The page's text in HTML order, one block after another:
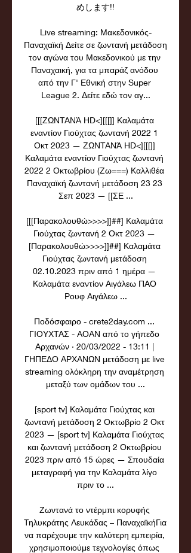
めします!!
Live streaming: Μακεδονικός-
Παναχαϊκή Δείτε σε ζωντανή μετάδοση
τον αγώνα του Μακεδονικού με την
Παναχαική, για τα μπαράζ ανόδου
από την Γ' Εθνική στην Super
League 2. Δείτε εδώ τον αγ...
[[[ΖΩΝΤΑΝΆ HD<][[[]] Καλαμάτα
εναντίον Γιούχτας ζωντανή 2022 1
Οκτ 2023 — ΖΩΝΤΑΝΆ HD<][[[]]
Καλαμάτα εναντίον Γιούχτας ζωντανή
2022 2 Οκτωβρίου (Ζω===) Καλλιθέα
Παναχαϊκή ζωντανή μετάδοση 23 23
Σεπ 2023 — [[ΣΕ ...
[[[Παρακολουθώ>>>>]]##] Καλαμάτα
Γιούχτας ζωντανή 2 Οκτ 2023 —
[Παρακολουθώ>>>>]]##] Καλαμάτα
Γιούχτας ζωντανή μετάδοση
02.10.2023 πριν από 1 ημέρα —
Καλαμάτα εναντίον Αιγάλεω ΠΑΟ
Ρουφ Αιγάλεω ...
Ποδόσφαιρο - crete2day.com ...
ΓΙΟΥΧΤΑΣ - ΑΟΑΝ από το γήπεδο
Αρχανών · 20/03/2022 - 13:11 |
ΓΗΠΕΔΟ ΑΡΧΑΝΩΝ μετάδοση με live
streaming ολόκληρη την αναμέτρηση
μεταξύ των ομάδων του ...
[sport tv] Καλαμάτα Γιούχτας και
ζωντανή μετάδοση 2 Οκτωβρίο 2 Οκτ
2023 — [sport tv] Καλαμάτα Γιούχτας
και ζωντανή μετάδοση 2 Οκτωβρίου
2023 πριν από 15 ώρες — Σπουδαία
μεταγραφή για την Καλαμάτα λίγο
πριν το ...
Ζωντανά το ντέρμπι κορυφής
Τηλυκράτης Λευκάδας – ΠαναχαϊκήΓια
να παρέχουμε την καλύτερη εμπειρία,
χρησιμοποιούμε τεχνολογίες όπως